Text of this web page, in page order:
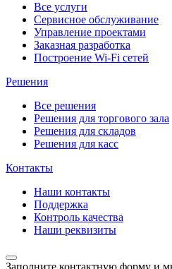
Все услуги
Сервисное обслуживание
Управление проектами
Заказная разработка
Построение Wi-Fi сетей
Решения
Все решения
Решения для торгового зала
Решения для складов
Решения для касс
Контакты
Наши контакты
Поддержка
Контроль качества
Наши реквизиты
Заполните контактную форму и